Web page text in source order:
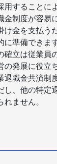
用することに
制度が容易
け金を支払う
準備できます
確立は従業員
の発展に役立
退職金共済制
し、他の特定
ません。